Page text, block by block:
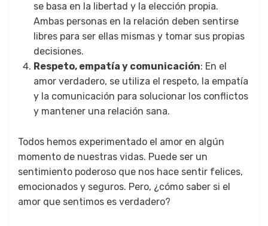
se basa en la libertad y la elección propia.
Ambas personas en la relación deben sentirse
libres para ser ellas mismas y tomar sus propias
decisiones.
Respeto, empatía y comunicación: En el
amor verdadero, se utiliza el respeto, la empatía
y la comunicación para solucionar los conflictos
y mantener una relación sana.
Todos hemos experimentado el amor en algún
momento de nuestras vidas. Puede ser un
sentimiento poderoso que nos hace sentir felices,
emocionados y seguros. Pero, ¿cómo saber si el
amor que sentimos es verdadero?